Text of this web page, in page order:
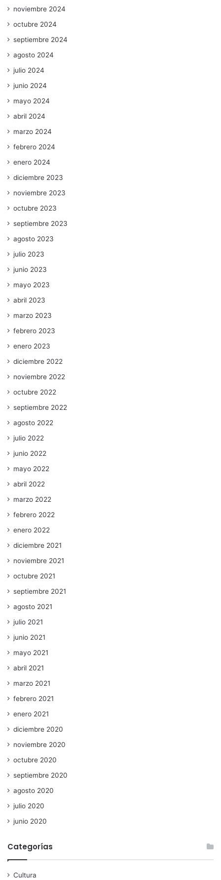
noviembre 2024
octubre 2024
septiembre 2024
agosto 2024
julio 2024
junio 2024
mayo 2024
abril 2024
marzo 2024
febrero 2024
enero 2024
diciembre 2023
noviembre 2023
octubre 2023
septiembre 2023
agosto 2023
julio 2023
junio 2023
mayo 2023
abril 2023
marzo 2023
febrero 2023
enero 2023
diciembre 2022
noviembre 2022
octubre 2022
septiembre 2022
agosto 2022
julio 2022
junio 2022
mayo 2022
abril 2022
marzo 2022
febrero 2022
enero 2022
diciembre 2021
noviembre 2021
octubre 2021
septiembre 2021
agosto 2021
julio 2021
junio 2021
mayo 2021
abril 2021
marzo 2021
febrero 2021
enero 2021
diciembre 2020
noviembre 2020
octubre 2020
septiembre 2020
agosto 2020
julio 2020
junio 2020
Categorías
Cultura